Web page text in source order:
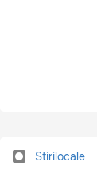
Stirilocale